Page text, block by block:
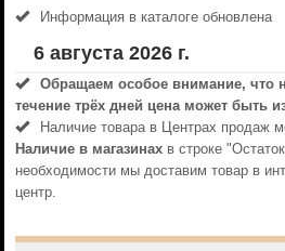
Информация в каталоге обновлена
6 августа 2026 г.
Обращаем особое внимание, что
течениe трёх дней цена может быть
Наличие товара в Центрах продаж
Наличие в магазинахв строке
необходимости мы доставим товар в
центр.